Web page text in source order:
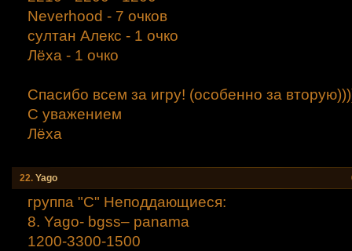
Neverhood - 7 очков
султан Алекс - 1 очко
Лёха - 1 очко
Спасибо всем за игру! (особенно за
С уважением
Лёха
22. Yago
группа "С" Неподдающиеся:
8. Yago- bgss– panama
1200-3300-1500